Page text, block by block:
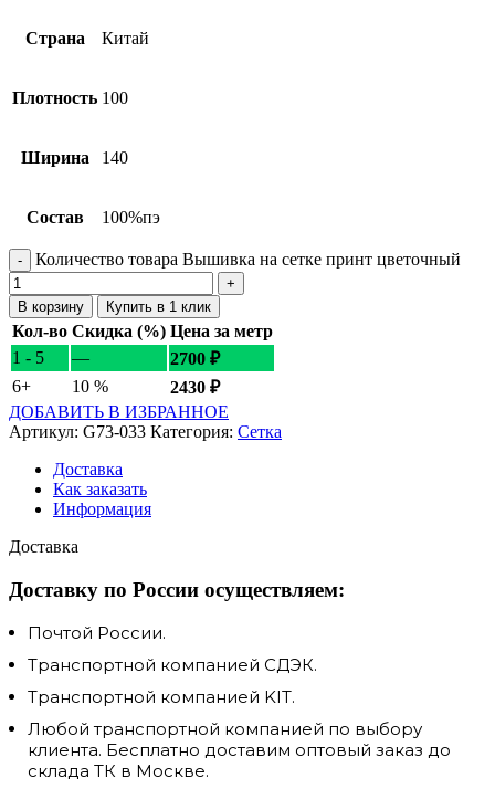
Страна Китай
Плотность 100
Ширина 140
Состав 100%пэ
Количество товара Вышивка на сетке принт цветочный
В корзину Купить в 1 клик
Кол-во Скидка (%) Цена за метр
1 - 5
— 2700 ₽
6+
10 % 2430 ₽
ДОБАВИТЬ В ИЗБРАННОЕ
Артикул: G73-033 Категория: Сетка
Доставка
Как заказать
Информация
Доставка
Доставку по России осуществляем:
Почтой России.
Транспортной компанией СДЭК.
Транспортной компанией KIT.
Любой транспортной компанией по выбору
клиента. Бесплатно доставим оптовый заказ до
склада ТК в Москве.